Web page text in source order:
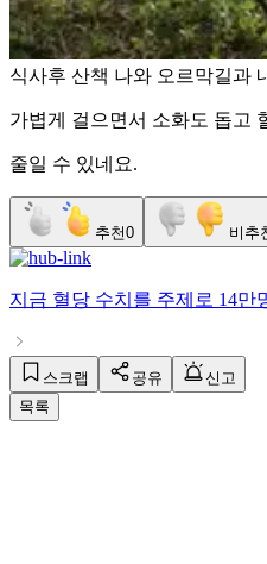
식사후 산책 나와 오르막길과
가볍게 걸으면서 소화도 돕고
줄일 수 있네요.
추천0 비추
지금 혈당 수치 를 주제로 14만
스크랩 공유
신고
목록